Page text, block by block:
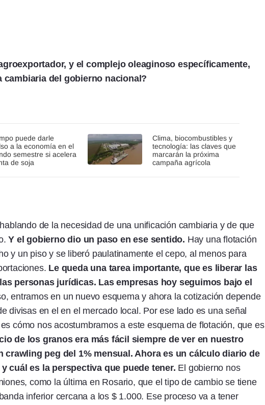
y el complejo oleaginoso específicamente,
cambiaria del gobierno nacional?
puede darle
a la economía en el
semestre si acelera
de soja
Clima, biocombustibles y
tecnología: las claves que
marcarán la próxima
campaña agrícola
de la necesidad de una unificación cambiaria y de que
Y el gobierno dio un paso en ese sentido. Hay una flotación
y un piso y se liberó paulatinamente el cepo, al menos para
Le queda una tarea importante, que es liberar las
personas jurídicas. Las empresas hoy seguimos bajo el
entramos en un nuevo esquema y ahora la cotización depende
divisas en el en el mercado local. Por ese lado es una señal
cómo nos acostumbramos a este esquema de flotación, que es
de los granos era más fácil siempre de ver en nuestro
crawling peg del 1% mensual. Ahora es un cálculo diario de
cuál es la perspectiva que puede tener. El gobierno nos
como la última en Rosario, que el tipo de cambio se tiene
inferior cercana a los $ 1.000. Ese proceso va a tener